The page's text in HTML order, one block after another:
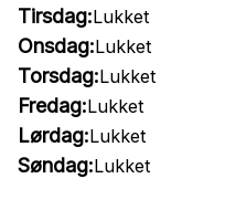
Tirsdag:Lukket
Onsdag:Lukket
Torsdag:Lukket
Fredag:Lukket
Lørdag:Lukket
Søndag:Lukket